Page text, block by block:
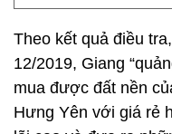
Theo kết quả điều
12/2019, Giang
mua được đất nền
Hưng Yên với giá rẻ